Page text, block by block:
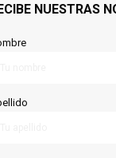
NUESTRAS